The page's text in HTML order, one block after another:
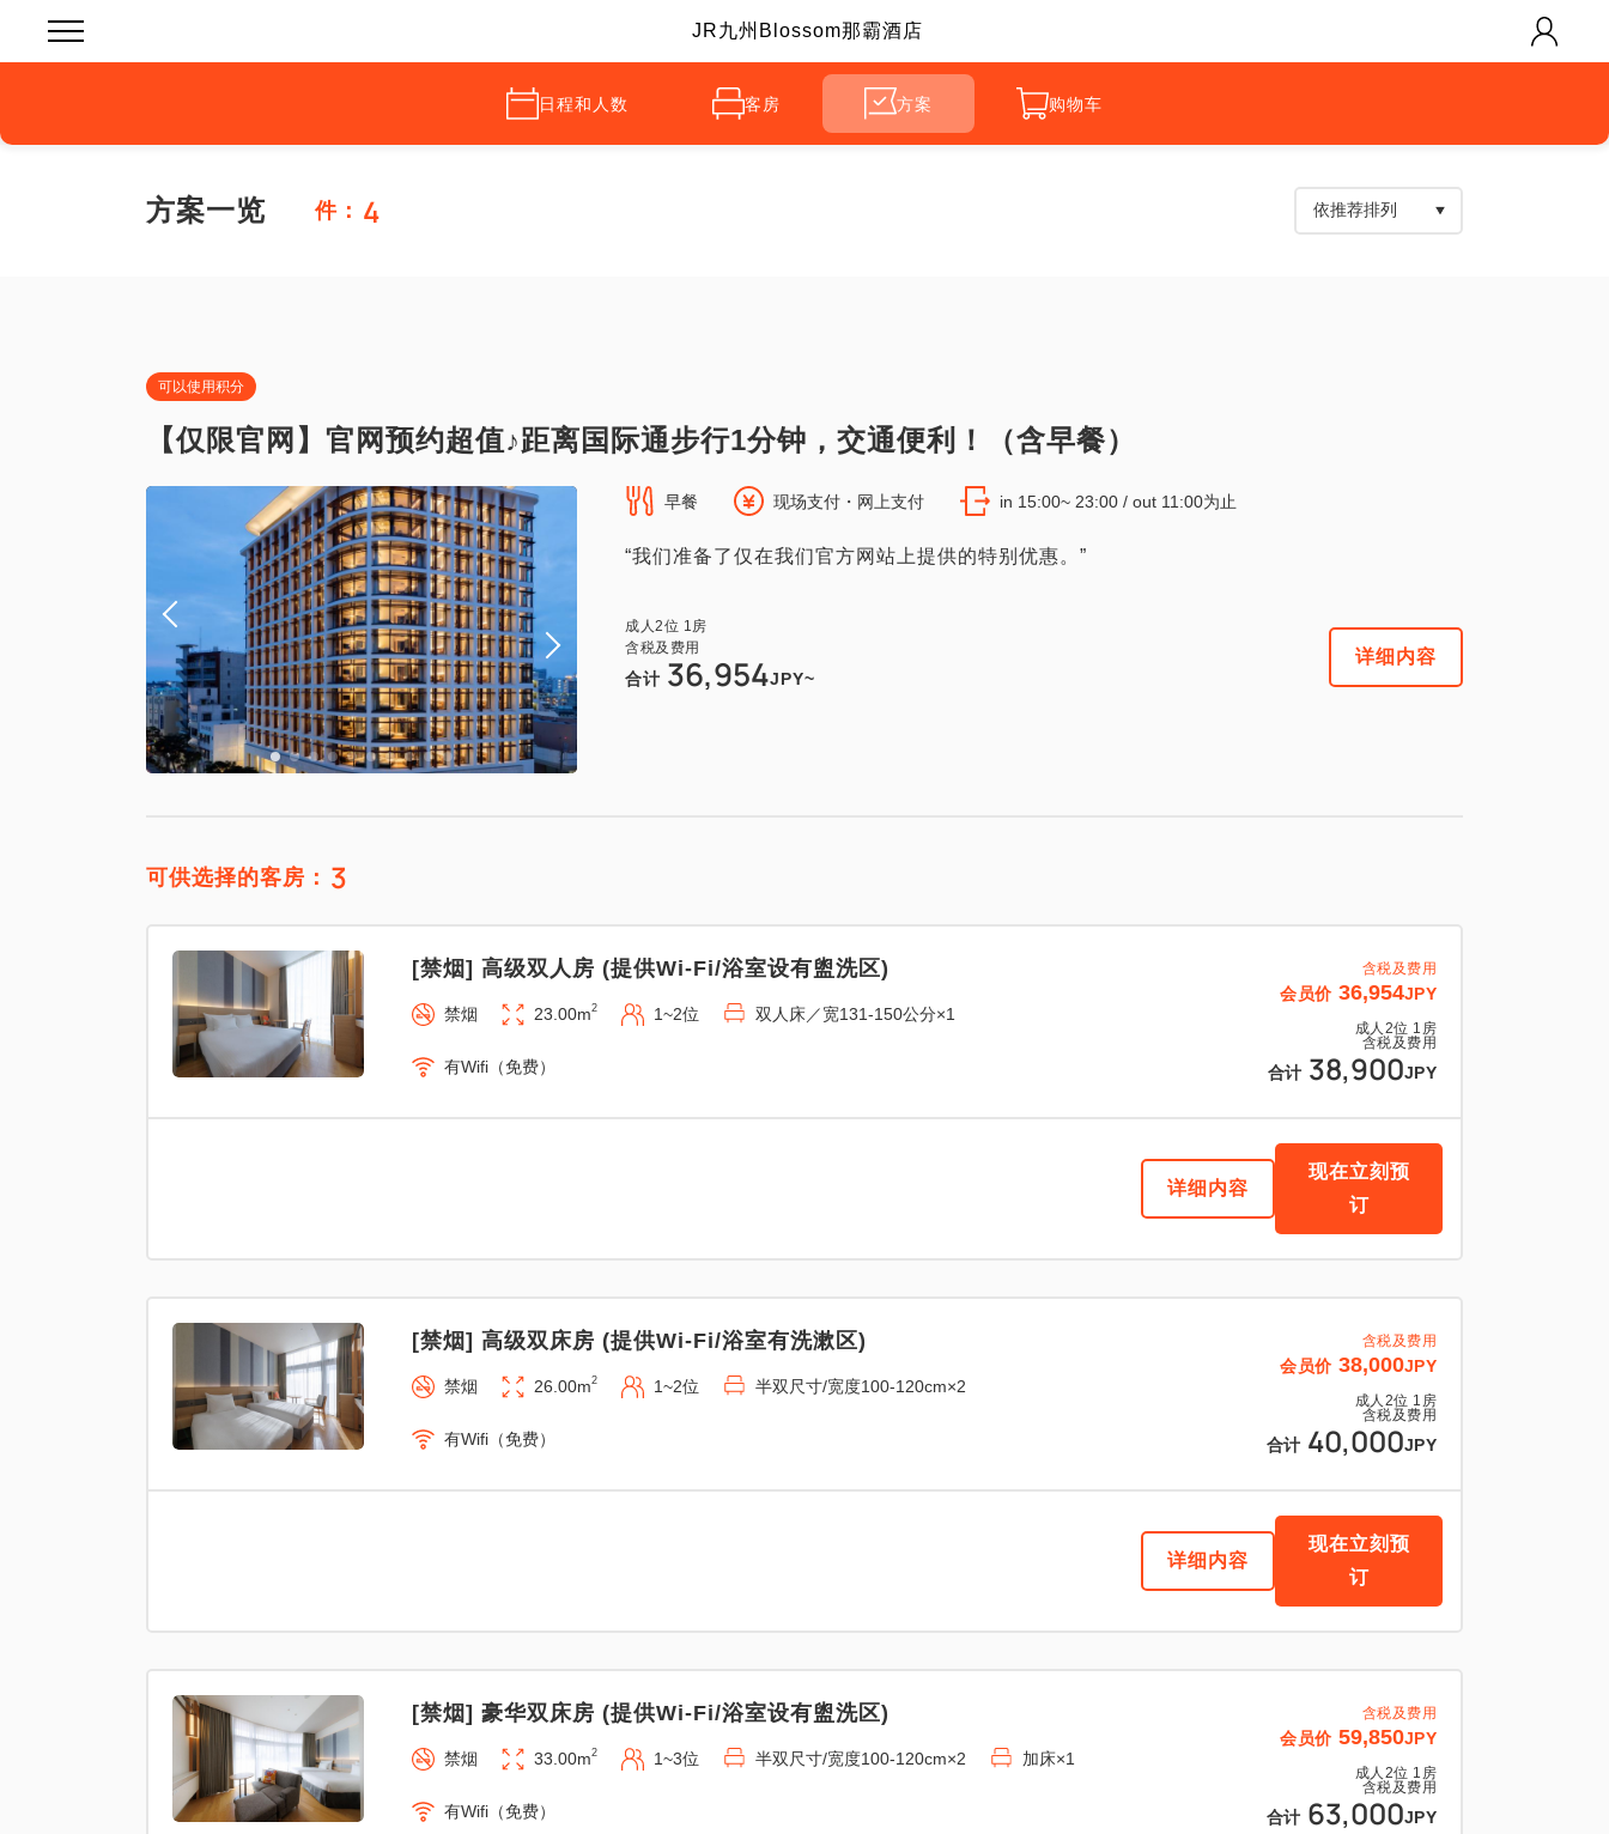
JR九州Blossom那霸酒店
日程和人数 客房 方案 购物车
方案一览 件： 4
可以使用积分
【仅限官网】官网预约超值♪距离国际通步行1分钟，交通便利！（含早餐）
早餐 现场支付・网上支付 in 15:00~ 23:00 / out 11:00为止
“我们准备了仅在我们官方网站上提供的特别优惠。”
成人2位 1房
含税及费用
合计 36,954JPY~
详细内容
可供选择的客房： 3
含税及费用
会员价 36,954JPY
成人 2位 1 房
含税及费用
合计 38,900JPY
[禁烟] 高级双人房 (提供Wi-Fi/浴室设有盥洗区)
禁烟 23.00m2 1~2位 双人床／宽131-150公分×1
有Wifi（免费）
详细内容
现在立刻预
订
含税及费用
会员价 38,000JPY
成人 2位 1 房
含税及费用
合计 40,000JPY
[禁烟] 高级双床房 (提供Wi-Fi/浴室有洗漱区)
禁烟 26.00m2 1~2位 半双尺寸/宽度100-120cm×2
有Wifi（免费）
详细内容
现在立刻预
订
含税及费用
会员价 59,850JPY
成人 2位 1 房
含税及费用
合计 63,000JPY
[禁烟] 豪华双床房 (提供Wi-Fi/浴室设有盥洗区)
禁烟 33.00m2 1~3位 半双尺寸/宽度100-120cm×2 加床×1
有Wifi（免费）